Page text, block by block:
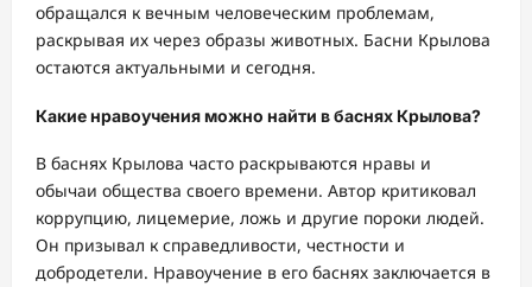
обращался к вечным человеческим проблемам,
раскрывая их через образы животных. Басни Крылова
остаются актуальными и сегодня.
Какие нравоучения можно найти в баснях Крылова?
В баснях Крылова часто раскрываются нравы и
обычаи общества своего времени. Автор критиковал
коррупцию, лицемерие, ложь и другие пороки людей.
Он призывал к справедливости, честности и
добродетели. Нравоучение в его баснях заключается в